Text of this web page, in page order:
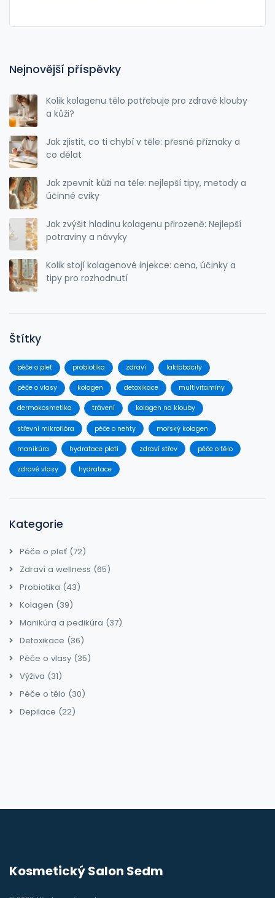
Nejnovější příspěvky
Kolik kolagenu tělo potřebuje pro zdravé klouby
a kůži?
Jak zjistit, co ti chybí v těle: přesné příznaky a
co dělat
Jak zpevnit kůži na těle: nejlepší tipy, metody a
účinné cviky
Jak zvýšit hladinu kolagenu přirozeně: Nejlepší
potraviny a návyky
Kolik stojí kolagenové injekce: cena, účinky a
tipy pro rozhodnutí
Štítky
péče o pleť probiotika zdraví laktobacily
péče o vlasy kolagen detoxikace multivitamíny
dermokosmetika trávení kolagen na klouby
střevní mikroflóra péče o nehty mořský kolagen
manikúra hydratace pleti zdraví střev péče o tělo
zdravé vlasy hydratace
Kategorie
Péče o pleť (72)
Zdraví a wellness (65)
Probiotika (43)
Kolagen (39)
Manikúra a pedikúra (37)
Detoxikace (36)
Péče o vlasy (35)
Výživa (31)
Péče o tělo (30)
Depilace (22)
Kosmetický Salon Sedm